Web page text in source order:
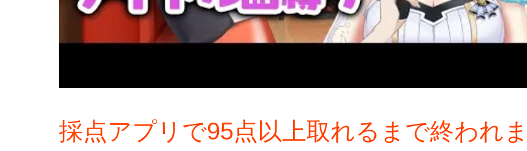
採点アプリで95点以上取れるまで終われま